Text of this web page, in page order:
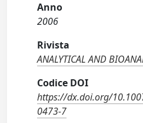
Anno
2006
Rivista
ANALYTICAL AND
Codice DOI
https://dx.doi.org/
0473-7